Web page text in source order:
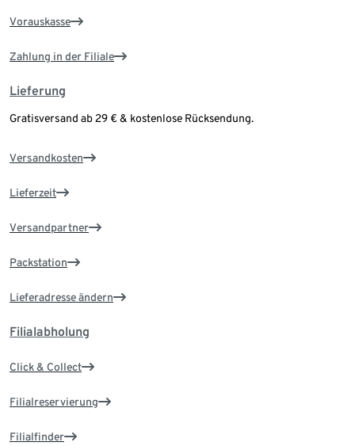
Vorauskasse
Zahlung in der Filiale
Lieferung
Gratisversand ab 29 € & kostenlose Rücksendung.
Versandkosten
Lieferzeit
Versandpartner
Packstation
Lieferadresse ändern
Filialabholung
Click & Collect
Filialreservierung
Filialfinder